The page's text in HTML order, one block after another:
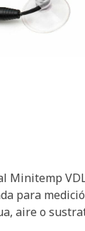
Minitemp
para
aire o